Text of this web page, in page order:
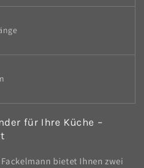
für Ihre Küche –
bietet Ihnen zwei